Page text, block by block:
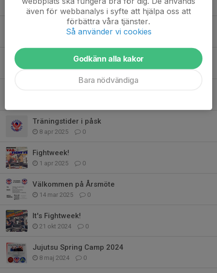
14 okt 2025 0
UPPDATERING: Fritidskortet - För alla barn 8-16 år
16 sep 2025 0
Klä dig i klubbens färger
2 sep 2025 0
Träningstider i påsk
8 apr 2025 0
Fightweek!
1 apr 2025 0
Välkommen på Årsmöte
14 mar 2025 0
It's Fightweek!
21 okt 2024 0
Jujutsu Spring Camp 2024
8 maj 2024 0
även för webbanalys i syfte att hjälpa oss att
förbättra våra tjänster.
Så använder vi cookies
Godkänn alla kakor
Bara nödvändiga